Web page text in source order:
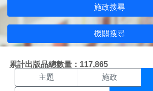
施政搜尋
機關搜尋
累計出版品總數量：117,865
機關搜尋結果頁面
主題 施政